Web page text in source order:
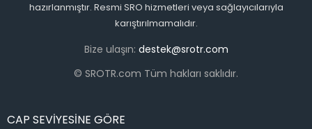
hazırlanmıştır. Resmi SRO hizmetleri veya sağlayıcılarıyla
karıştırılmamalıdır.
Bize ulaşın: destek@srotr.com
© SROTR.com Tüm hakları saklıdır.
CAP SEVİYESİNE GÖRE